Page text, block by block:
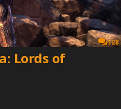
128
Lords of